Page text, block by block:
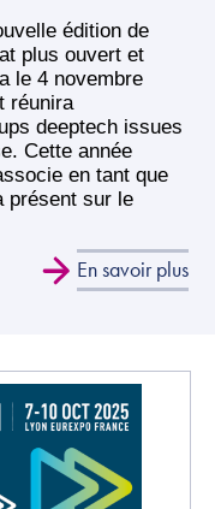
édition de
plus ouvert et
le 4 novembre
réunira
deeptech issues
Cette année
en tant que
présent sur le
En savoir plus